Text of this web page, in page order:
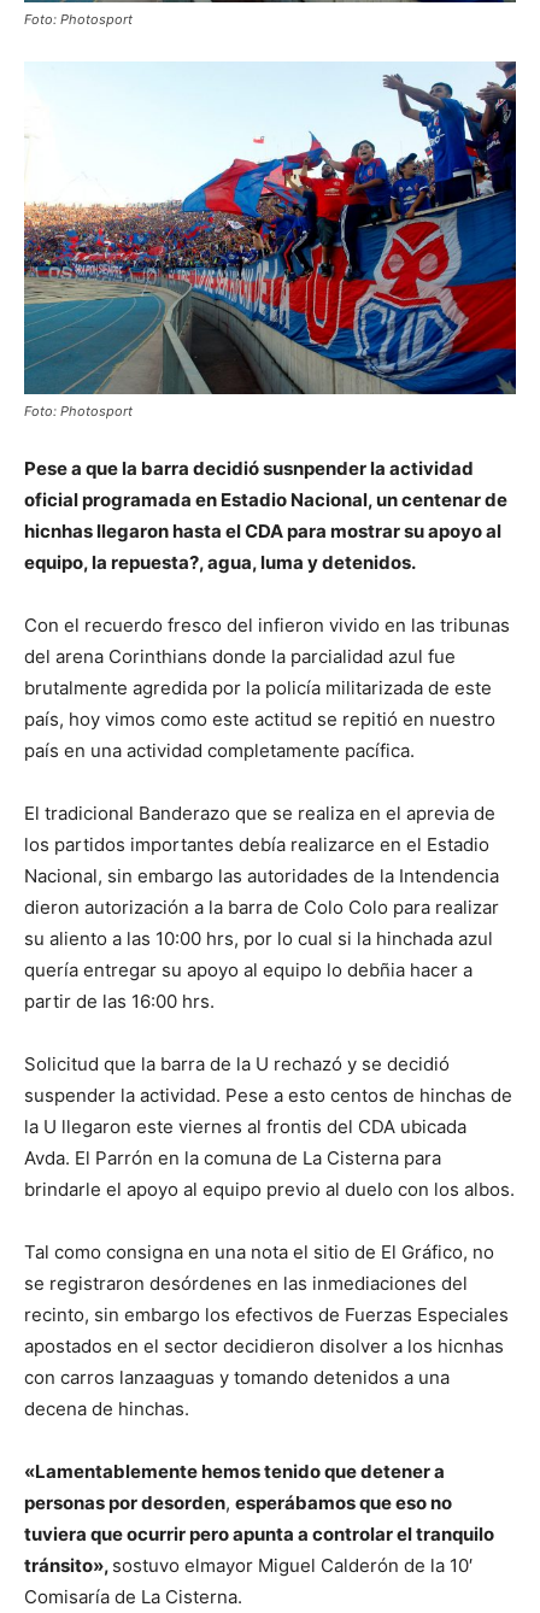
Foto: Photosport
Foto: Photosport
Pese a que la barra decidió susnpender la actividad
oficial programada en Estadio Nacional, un centenar de
hicnhas llegaron hasta el CDA para mostrar su apoyo al
equipo, la repuesta?, agua, luma y detenidos.
Con el recuerdo fresco del infieron vivido en las tribunas
del arena Corinthians donde la parcialidad azul fue
brutalmente agredida por la policía militarizada de este
país, hoy vimos como este actitud se repitió en nuestro
país en una actividad completamente pacífica.
El tradicional Banderazo que se realiza en el aprevia de
los partidos importantes debía realizarce en el Estadio
Nacional, sin embargo las autoridades de la Intendencia
dieron autorización a la barra de Colo Colo para realizar
su aliento a las 10:00 hrs, por lo cual si la hinchada azul
quería entregar su apoyo al equipo lo debñia hacer a
partir de las 16:00 hrs.
Solicitud que la barra de la U rechazó y se decidió
suspender la actividad. Pese a esto centos de hinchas de
la U llegaron este viernes al frontis del CDA ubicada
Avda. El Parrón en la comuna de La Cisterna para
brindarle el apoyo al equipo previo al duelo con los albos.
Tal como consigna en una nota el sitio de El Gráfico, no
se registraron desórdenes en las inmediaciones del
recinto, sin embargo los efectivos de Fuerzas Especiales
apostados en el sector decidieron disolver a los hicnhas
con carros lanzaaguas y tomando detenidos a una
decena de hinchas.
«Lamentablemente hemos tenido que detener a
personas por desorden, esperábamos que eso no
tuviera que ocurrir pero apunta a controlar el tranquilo
tránsito», sostuvo elmayor Miguel Calderón de la 10′
Comisaría de La Cisterna.